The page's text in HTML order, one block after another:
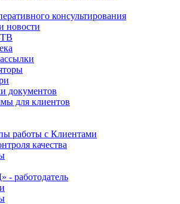
консультирования
новости
документов
для клиентов
работы с Клиентами
качества
- работодатель